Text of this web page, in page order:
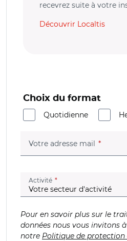
recevrez suite à votre
Découvrir Localtis
Choix du format
Quotidienne
Votre adresse mail
Activité (champ obligatoire)
Pour en savoir plus sur le
données nous vous invitons
notre Politique de protection